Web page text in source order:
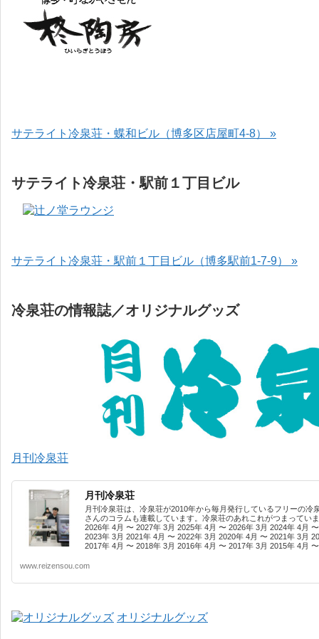
サテライト冷泉荘・蝶和ビル（博多区店屋町4-8） »
サテライト冷泉荘・駅前１丁目ビル
サテライト冷泉荘・駅前１丁目ビル（博多駅前1-7-9） »
冷泉荘の情報誌／オリジナルグッズ
月刊冷泉荘
月刊冷泉荘
月刊冷泉荘は、冷泉荘が2010年から毎月発行しているフリーの
さんのコラムも連載しています。冷泉荘のあれこれがつまってい
2026年 4月 〜 2027年 3月 2025年 4月 〜 2026年 3月 2024年 4月
2023年 3月 2021年 4月 〜 2022年 3月 2020年 4月 〜 2021年 3月
2017年 4月 〜 2018年 3月 2016年 4月 〜 2017年 3月 2015年 4月
www.reizensou.com
オリジナルグッズ